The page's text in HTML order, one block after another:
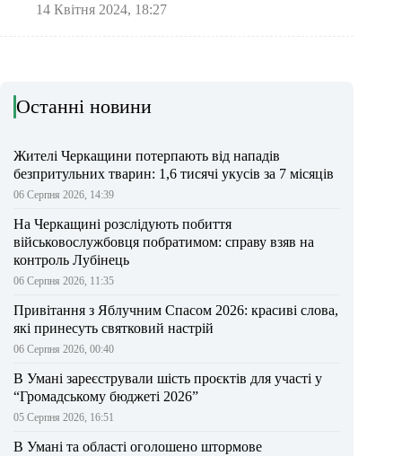
14 Квітня 2024, 18:27
Останні новини
Жителі Черкащини потерпають від нападів
безпритульних тварин: 1,6 тисячі укусів за 7 місяців
06 Серпня 2026, 14:39
На Черкащині розслідують побиття
військовослужбовця побратимом: справу взяв на
контроль Лубінець
06 Серпня 2026, 11:35
Привітання з Яблучним Спасом 2026: красиві слова,
які принесуть святковий настрій
06 Серпня 2026, 00:40
В Умані зареєстрували шість проєктів для участі у
“Громадському бюджеті 2026”
05 Серпня 2026, 16:51
В Умані та області оголошено штормове